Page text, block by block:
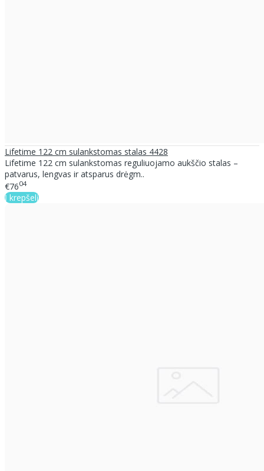
Lifetime 122 cm sulankstomas stalas 4428
Lifetime 122 cm sulankstomas reguliuojamo aukščio stalas –
patvarus, lengvas ir atsparus drėgm..
€7604
Į krepšelį